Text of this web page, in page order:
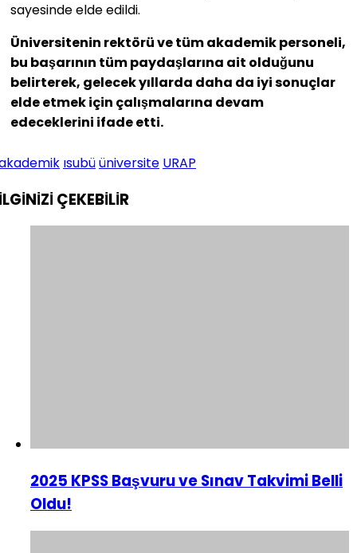
sayesinde elde edildi.
Üniversitenin rektörü ve tüm akademik personeli,
bu başarının tüm paydaşlarına ait olduğunu
belirterek, gelecek yıllarda daha da iyi sonuçlar
elde etmek için çalışmalarına devam
edeceklerini ifade etti.
ısubüüniversite URAP
ÇEKEBİLİR
2025 KPSS Başvuru ve Sınav Takvimi Belli
Oldu!